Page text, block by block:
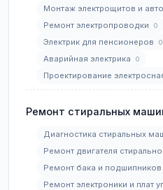
Монтаж электрощитов и
Ремонт электропроводки 0
Электрик для пенсионеров 0
Аварийная электрика 0
Проектирование
Ремонт стиральных
Диагностика стиральных
Ремонт двигателя
Ремонт бака и подшипников
Ремонт электроники и плат